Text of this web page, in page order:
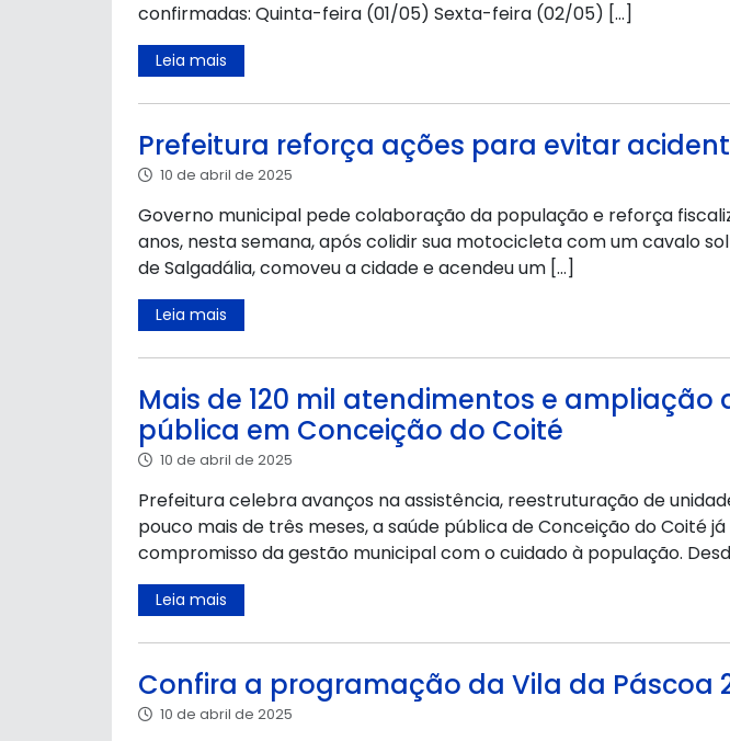
confirmadas: Quinta-feira (01/05) Sexta-feira (02/05) […]
Leia mais
Prefeitura reforça ações para evitar
10 de abril de 2025
Governo municipal pede colaboração da população e reforça
anos, nesta semana, após colidir sua motocicleta com um cavalo
de Salgadália, comoveu a cidade e acendeu um […]
Leia mais
Mais de 120 mil atendimentos e ampliação
pública em Conceição do Coité
10 de abril de 2025
Prefeitura celebra avanços na assistência, reestruturação de
pouco mais de três meses, a saúde pública de Conceição do
compromisso da gestão municipal com o cuidado à população.
Leia mais
Confira a programação da Vila da Páscoa
10 de abril de 2025